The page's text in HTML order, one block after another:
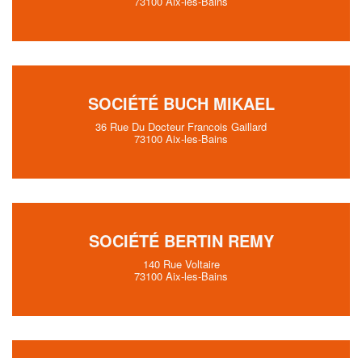
SOCIÉTÉ BUCH MIKAEL
36 Rue Du Docteur Francois Gaillard
73100 Aix-les-Bains
SOCIÉTÉ BERTIN REMY
140 Rue Voltaire
73100 Aix-les-Bains